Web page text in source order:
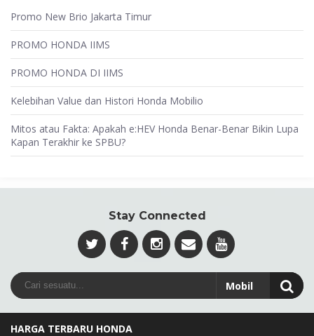
Promo New Brio Jakarta Timur
PROMO HONDA IIMS
PROMO HONDA DI IIMS
Kelebihan Value dan Histori Honda Mobilio
Mitos atau Fakta: Apakah e:HEV Honda Benar-Benar Bikin Lupa
Kapan Terakhir ke SPBU?
Stay Connected
HARGA TERBARU HONDA